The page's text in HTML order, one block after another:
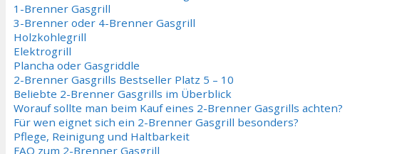
1-Brenner Gasgrill
3-Brenner oder 4-Brenner Gasgrill
Holzkohlegrill
Elektrogrill
Plancha oder Gasgriddle
2-Brenner Gasgrills Bestseller Platz 5 – 10
Beliebte 2-Brenner Gasgrills im Überblick
Worauf sollte man beim Kauf eines 2-Brenner Gasgrills achten?
Für wen eignet sich ein 2-Brenner Gasgrill besonders?
Pflege, Reinigung und Haltbarkeit
FAQ zum 2-Brenner Gasgrill